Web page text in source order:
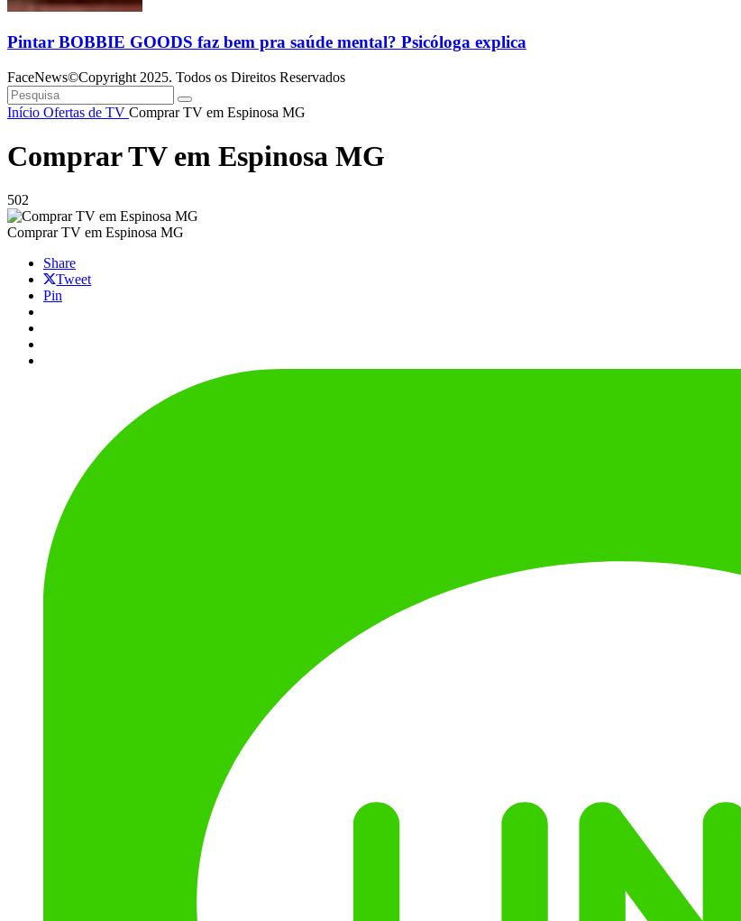
Pintar BOBBIE GOODS faz bem pra saúde mental? Psicóloga explica
FaceNews©Copyright 2025. Todos os Direitos Reservados
Início Ofertas de TV Comprar TV em Espinosa MG
Comprar TV em Espinosa MG
502
Comprar TV em Espinosa MG
Share
Tweet
Pin